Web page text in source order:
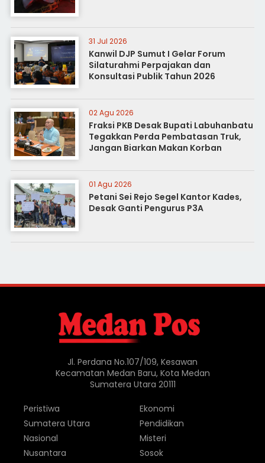
31 Jul 2026
Kanwil DJP Sumut I Gelar Forum
Silaturahmi Perpajakan dan
Konsultasi Publik Tahun 2026
02 Agu 2026
Fraksi PKB Desak Bupati Labuhanbatu
Tegakkan Perda Pembatasan Truk,
Jangan Biarkan Makan Korban
01 Agu 2026
Petani Sei Rejo Segel Kantor Kades,
Desak Ganti Pengurus P3A
Jl. Perdana No.107/109, Kesawan
Kecamatan Medan Baru, Kota Medan
Sumatera Utara 20111
Peristiwa
Sumatera Utara
Nasional
Nusantara
Ekonomi
Pendidikan
Misteri
Sosok